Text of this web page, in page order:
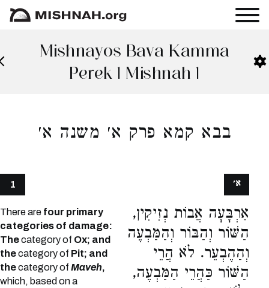
Mishnayos Bava Kamma
Perek 1 Mishnah 1
בבא קמא פרק א׳ משנה א׳
1
There are four primary
categories of damage:
Thecategory of Ox; and
thecategory of Pit; and
thecategory of Maveh,
which, based on a
אַרְבָּעָה אֲבוֹת נְזִיקִין,
הַשּׁוֹר וְהַבּוֹר וְהַמַּבְעֶה
וְהַהֶבְעֵר. לֹא הֲרֵי
הַשּׁוֹר כַּהֲרֵי הַמַּבְעֶה,
א׳